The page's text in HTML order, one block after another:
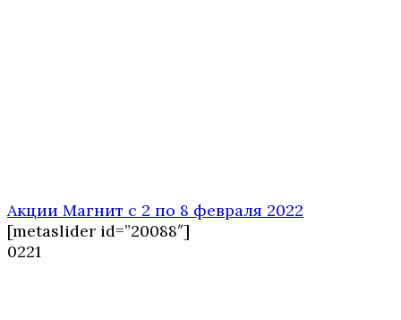
Акции Магнит с 2 по 8 февраля 2022
[metaslider id=”20088″]
0221